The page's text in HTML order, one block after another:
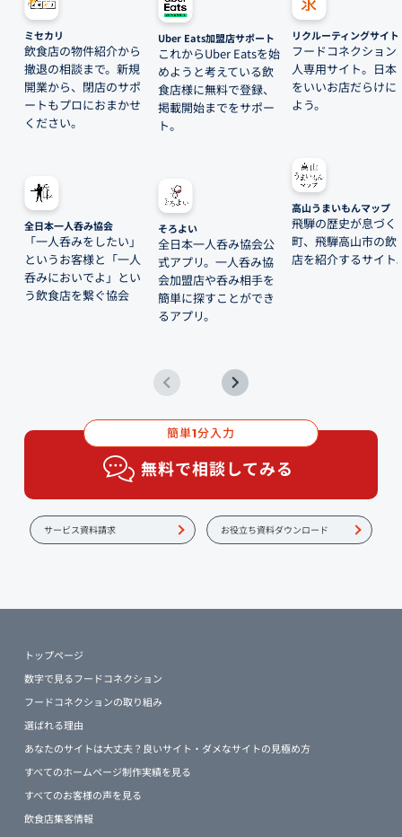
ミセカリ
飲食店の物件紹介から
撤退の相談まで。新規
開業から、閉店のサポ
ートもプロにおまかせ
ください。
全日本一人呑み協会
「一人呑みをしたい」
というお客様と「一人
呑みにおいでよ」とい
う飲食店を繋ぐ協会
Uber Eats加盟店サポート
これからUber Eatsを始
めようと考えている飲
食店様に無料で登録、
掲載開始までをサポー
ト。
そろよい
全日本一人呑み協会公
式アプリ。一人呑み協
会加盟店や呑み相手を
簡単に探すことができ
るアプリ。
リクルーティングサイト
フードコネクション
人専用サイト。日本
をいいお店だらけに
よう。
高山うまいもんマップ
飛騨の歴史が息づく
町、飛騨高山市の飲
店を紹介するサイト
簡単1分入力
無料で相談してみる
サービス資料請求 お役立ち資料ダウンロード
トップページ
数字で見るフードコネクション
フードコネクションの取り組み
選ばれる理由
あなたのサイトは大丈夫？良いサイト・ダメなサイトの見極め方
すべてのホームページ制作実績を見る
すべてのお客様の声を見る
飲食店集客情報